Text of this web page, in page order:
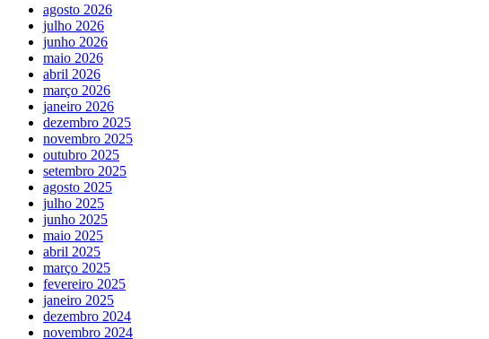
agosto 2026
julho 2026
junho 2026
maio 2026
abril 2026
março 2026
janeiro 2026
dezembro 2025
novembro 2025
outubro 2025
setembro 2025
agosto 2025
julho 2025
junho 2025
maio 2025
abril 2025
março 2025
fevereiro 2025
janeiro 2025
dezembro 2024
novembro 2024